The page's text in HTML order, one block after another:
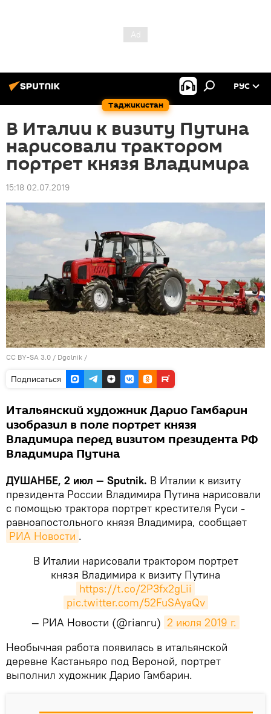
Таджикистан
РУС
В Италии к визиту Путина
нарисовали трактором
портрет князя Владимира
15:18 02.07.2019
CC BY-SA 3.0 / Dgolnik /
Подписаться
Итальянский художник Дарио Гамбарин
изобразил в поле портрет князя
Владимира перед визитом президента РФ
Владимира Путина
ДУШАНБЕ, 2 июл — Sputnik. В Италии к визиту
президента России Владимира Путина нарисовали
с помощью трактора портрет крестителя Руси -
равноапостольного князя Владимира, сообщает
РИА Новости .
В Италии нарисовали трактором портрет
князя Владимира к визиту Путина
https://t.co/2P3fx2gLii
pic.twitter.com/52FuSAyaQv
— РИА Новости (@rianru) 2 июля 2019 г.
​Необычная работа появилась в итальянской
деревне Кастаньяро под Вероной, портрет
выполнил художник Дарио Гамбарин.